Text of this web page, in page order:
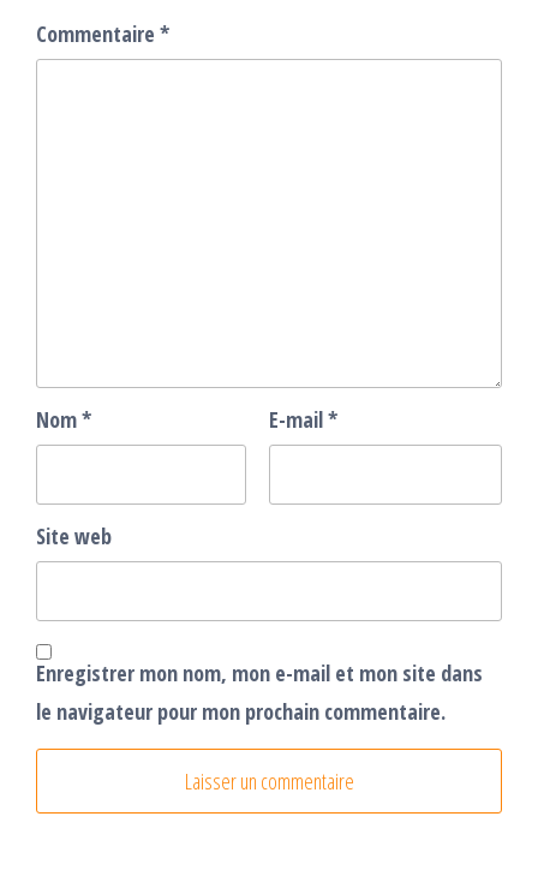
Commentaire *
Nom* E-mail*
Site web
Enregistrer mon nom, mon e-mail et mon site dans
le navigateur pour mon prochain commentaire.